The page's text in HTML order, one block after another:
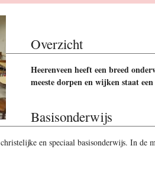
Overzicht
Heerenveen heeft een breed
meeste dorpen en wijken staat een
Basisonderwijs
en speciaal basisonderwijs. In de